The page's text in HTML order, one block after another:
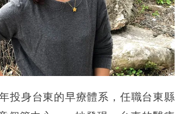
投身台東的早療體系，任職台東縣